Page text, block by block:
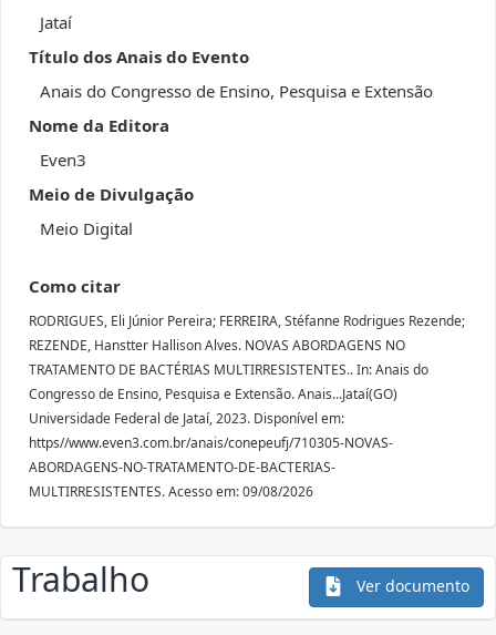
Jataí
Título dos Anais do Evento
Anais do Congresso de Ensino, Pesquisa e Extensão
Nome da Editora
Even3
Meio de Divulgação
Meio Digital
Como citar
RODRIGUES, Eli Júnior Pereira; FERREIRA, Stéfanne Rodrigues Rezende;
REZENDE, Hanstter Hallison Alves. NOVAS ABORDAGENS NO
TRATAMENTO DE BACTÉRIAS MULTIRRESISTENTES.. In: Anais do
Congresso de Ensino, Pesquisa e Extensão. Anais...Jataí(GO)
Universidade Federal de Jataí, 2023. Disponível em:
https//www.even3.com.br/anais/conepeufj/710305-NOVAS-
ABORDAGENS-NO-TRATAMENTO-DE-BACTERIAS-
MULTIRRESISTENTES. Acesso em: 09/08/2026
Trabalho Ver documento